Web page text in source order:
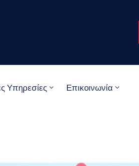
Υπηρεσίες Επικοινωνία